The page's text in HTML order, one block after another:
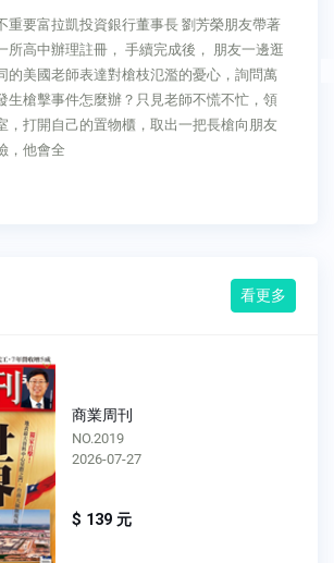
重要富拉凱投資銀行董事長 劉芳榮朋友帶著
所高中辦理註冊， 手續完成後， 朋友一邊逛
的美國老師表達對槍枝氾濫的憂心，詢問萬
生槍擊事件怎麼辦？只見老師不慌不忙，領
，打開自己的置物櫃，取出一把長槍向朋友
，他會全
看更多
商業周刊
NO.2019
2026-07-27
$ 139 元